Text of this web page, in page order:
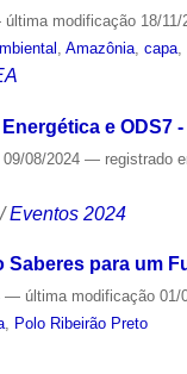
última modificação 18/
,Amazônia ,capa ,
e ODS7
09/08/2024— registrado
/Eventos 2024
para um
— última modificação 01/
, Polo Ribeirão Preto